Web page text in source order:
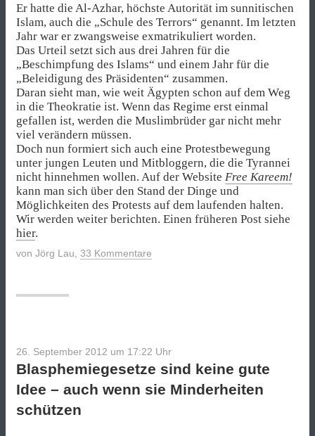
Er hatte die Al-Azhar, höchste Autorität im sunnitischen
Islam, auch die „Schule des Terrors“ genannt. Im letzten
Jahr war er zwangsweise exmatrikuliert worden.
Das Urteil setzt sich aus drei Jahren für die
„Beschimpfung des Islams“ und einem Jahr für die
„Beleidigung des Präsidenten“ zusammen.
Daran sieht man, wie weit Ägypten schon auf dem Weg
in die Theokratie ist. Wenn das Regime erst einmal
gefallen ist, werden die Muslimbrüder gar nicht mehr
viel verändern müssen.
Doch nun formiert sich auch eine Protestbewegung
unter jungen Leuten und Mitbloggern, die die Tyrannei
nicht hinnehmen wollen. Auf der Website Free Kareem!
kann man sich über den Stand der Dinge und
Möglichkeiten des Protests auf dem laufenden halten.
Wir werden weiter berichten. Einen früheren Post siehe
hier.
von Jörg Lau 33 Kommentare
26. September 2012 um 17:22 Uhr
Blasphemiegesetze sind keine gute
Idee – auch wenn sie Minderheiten
schützen